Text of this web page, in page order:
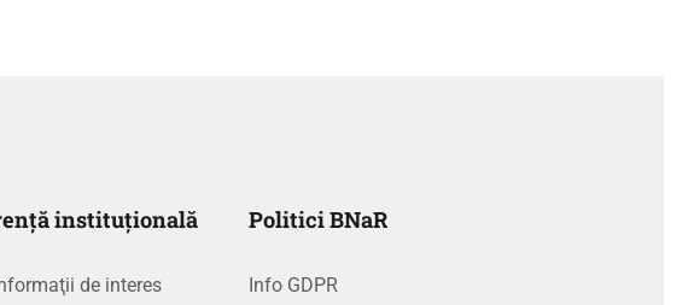
instituțională
de interes
Politici BNaR
Info GDPR